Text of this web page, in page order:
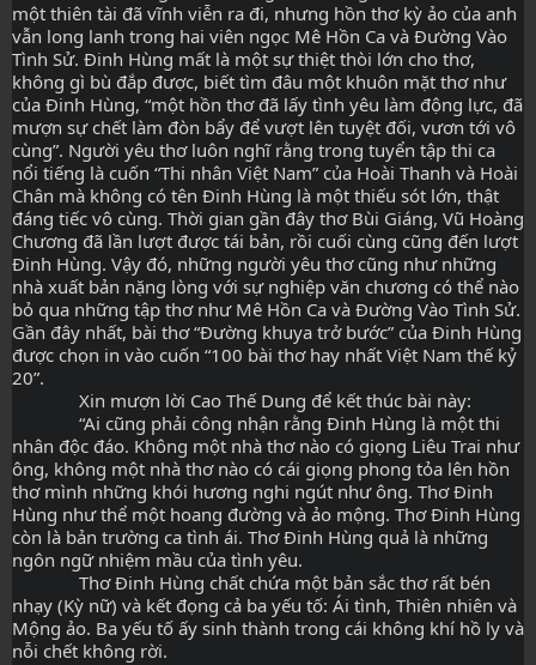
một thiên tài đã vĩnh viễn ra đi, nhưng hồn thơ kỳ ảo của anh
vẫn long lanh trong hai viên ngọc Mê Hồn Ca và Đường Vào
Tình Sử. Đinh Hùng mất là một sự thiệt thòi lớn cho thơ,
không gì bù đắp được, biết tìm đâu một khuôn mặt thơ như
của Đinh Hùng, “một hồn thơ đã lấy tình yêu làm động lực, đã
mượn sự chết làm đòn bẩy để vượt lên tuyệt đối, vươn tới vô
cùng”. Người yêu thơ luôn nghĩ rằng trong tuyển tập thi ca
nổi tiếng là cuốn “Thi nhân Việt Nam” của Hoài Thanh và Hoài
Chân mà không có tên Đinh Hùng là một thiếu sót lớn, thật
đáng tiếc vô cùng. Thời gian gần đây thơ Bùi Giáng, Vũ Hoàng
Chương đã lần lượt được tái bản, rồi cuối cùng cũng đến lượt
Đinh Hùng. Vậy đó, những người yêu thơ cũng như những
nhà xuất bản nặng lòng với sự nghiệp văn chương có thể nào
bỏ qua những tập thơ như Mê Hồn Ca và Đường Vào Tình Sử.
Gần đây nhất, bài thơ “Đường khuya trở bước” của Đinh Hùng
được chọn in vào cuốn “100 bài thơ hay nhất Việt Nam thế kỷ
20”.
              Xin mượn lời Cao Thế Dung để kết thúc bài này:
nhân độc đáo. Không một nhà thơ nào có giọng Liêu Trai như
ông, không một nhà thơ nào có cái giọng phong tỏa lên hồn
thơ mình những khói hương nghi ngút như ông. Thơ Đinh
Hùng như thể một hoang đường và ảo mộng. Thơ Đinh Hùng
còn là bản trường ca tình ái. Thơ Đinh Hùng quả là những
ngôn ngữ nhiệm mầu của tình yêu.
nhạy (Kỳ nữ) và kết đọng cả ba yếu tố: Ái tình, Thiên nhiên và
Mộng ảo. Ba yếu tố ấy sinh thành trong cái không khí hồ ly và
nỗi chết không rời.